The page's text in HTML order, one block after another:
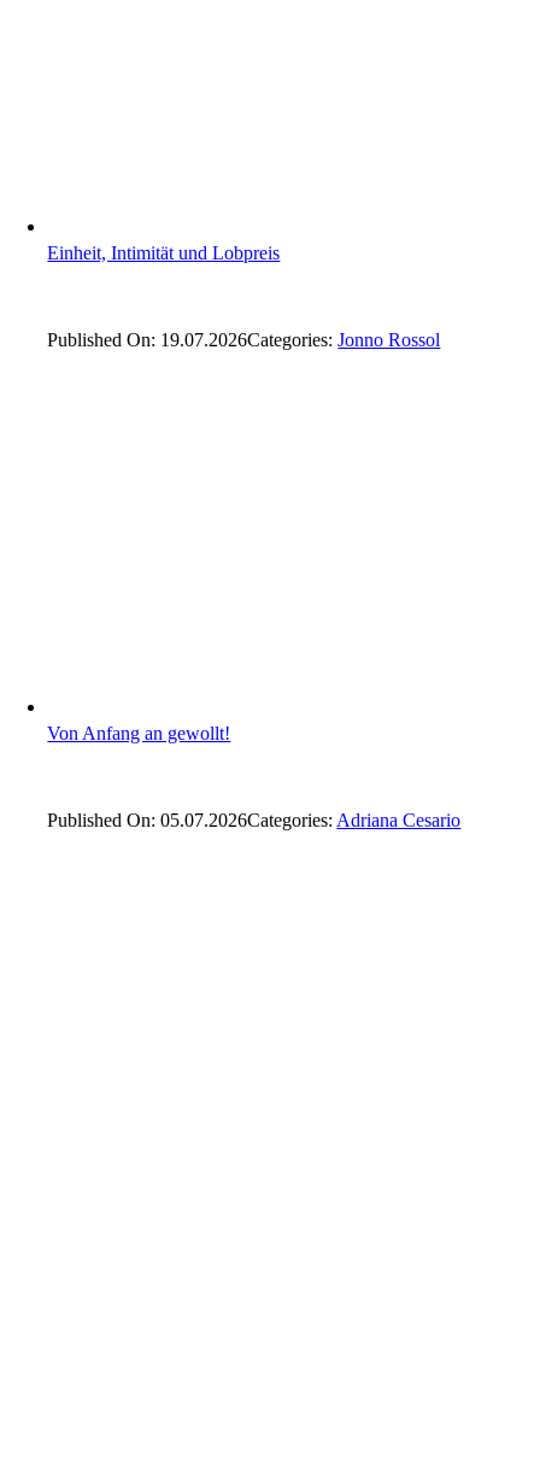
Einheit, Intimität und Lobpreis
Published On: 19.07.2026Categories:Jonno Rossol
Von Anfang an gewollt!
Published On: 05.07.2026Categories: Adriana Cesario